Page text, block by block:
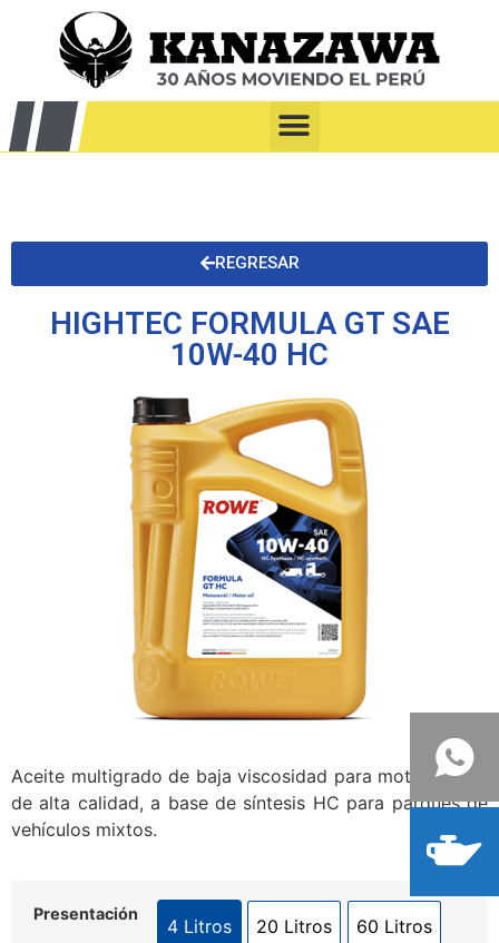
REGRESAR
HIGHTEC FORMULA GT SAE
10W-40 HC
Aceite multigrado de baja viscosidad para motor SHPD,
de alta calidad, a base de síntesis HC para parques de
vehículos mixtos.
Presentación
4 Litros 20 Litros 60 Litros